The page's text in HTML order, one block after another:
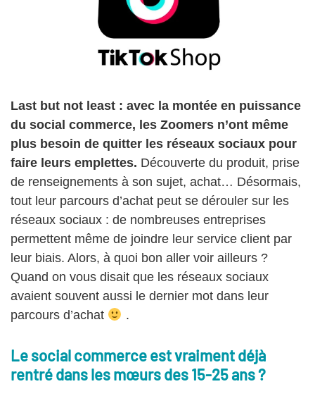
Last but not least : avec la montée en puissance
du social commerce, les Zoomers n’ont même
plus besoin de quitter les réseaux sociaux pour
faire leurs emplettes. Découverte du produit, prise
de renseignements à son sujet, achat… Désormais,
tout leur parcours d’achat peut se dérouler sur les
réseaux sociaux : de nombreuses entreprises
permettent même de joindre leur service client par
leur biais. Alors, à quoi bon aller voir ailleurs ?
Quand on vous disait que les réseaux sociaux
avaient souvent aussi le dernier mot dans leur
parcours d’achat
.
Le social commerce est vraiment déjà
rentré dans les mœurs des 15-25 ans ?